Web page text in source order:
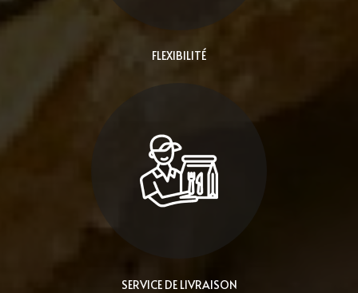
FLEXIBILITÉ
SERVICE DE LIVRAISON